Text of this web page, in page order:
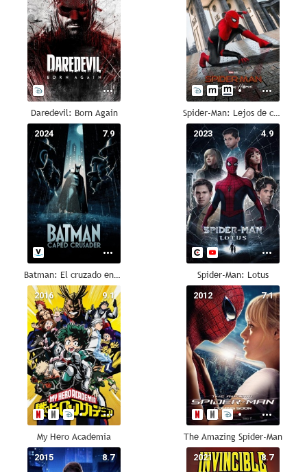
Daredevil: Born Again Spider-Man: Lejos de casa
7.9
2024
Batman: El cruzado enmascarado
4.9
2023
Spider-Man: Lotus
9.1
2016
My Hero Academia
7.1
2012
The Amazing Spider-Man
8.7
2015 8.7
2021